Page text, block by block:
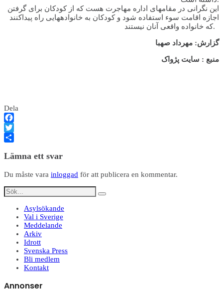
این نگرانی در مقامهای اداره مهاجرت هست که از کودکان برای گرفتن
اجازه اقامت سوء استفاده شود و کودکان به خانواده­هایی راه پیداکنند
که خانواده واقعی آنان نیستند.
گزارش: مهرداد صهبا
منبع : سايت پژواک
Dela
Facebook
Twitter
Lämna ett svar
Du måste vara inloggad för att publicera en kommentar.
Asylsökande
Val i Sverige
Meddelande
Arkiv
Idrott
Svenska Press
Bli medlem
Kontakt
Annonser